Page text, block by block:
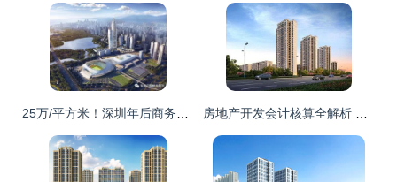
25万/平方米！深圳年后商务单位备案价惊现“天价”，炒房热再度抬头？ 房地产开发会计核算全解析 从入门到精通的系统指南